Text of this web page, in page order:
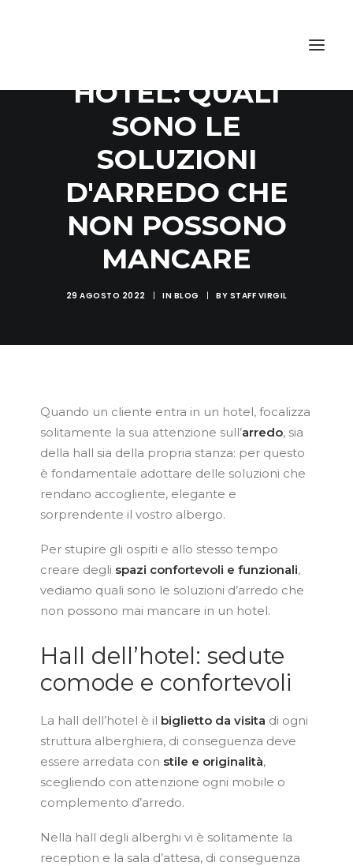
HOTEL: QUALI
SONO LE
SOLUZIONI
D'ARREDO CHE
NON POSSONO
MANCARE
29 AGOSTO 2022 | IN BLOG | BY STAFF VIRGIL
Quando un cliente entra in un hotel, focalizza
solitamente la sua attenzione sull’arredo, sia
della hall sia della propria stanza: per questo
è fondamentale adottare delle soluzioni che
rendano accogliente, elegante e
sorprendente il vostro albergo.
Per stupire gli ospiti e allo stesso tempo
creare degli spazi confortevoli e funzionali,
vediamo quali sono le soluzioni d’arredo che
non possono mai mancare in un hotel.
Hall dell’hotel: sedute
comode e confortevoli
La hall dell’hotel è il biglietto da visita di ogni
struttura alberghiera, di conseguenza deve
essere arredata con stile e originalità,
scegliendo con attenzione ogni mobile o
complemento d’arredo.
Nella hall degli alberghi vi è solitamente la
reception e la sala d’attesa, di conseguenza